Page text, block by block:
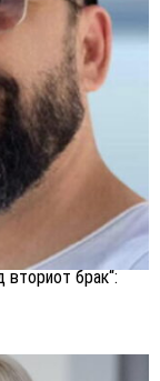
брак“: